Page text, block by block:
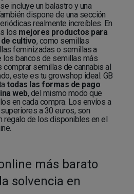
incluye un balastro y una
dispone de una sección
realmente increíbles. En
los mejores productos para
cultivo, como semillas
feminizadas o semillas a
los bancos de semillas más
semillas de cannabis al
este es tu growshop ideal. GB
todas las formas de pago
web, del mismo modo que
en cada compra. Los envíos a
a 30 euros, son
regalo de los disponibles en el
más barato
solvencia en